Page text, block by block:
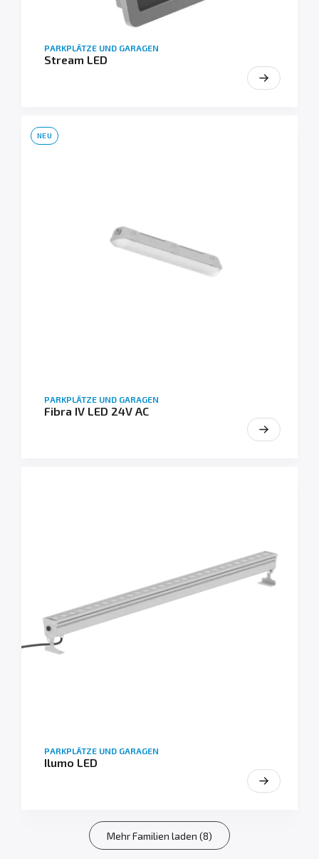
PARKPLÄTZE UND GARAGEN
Stream LED
PARKPLÄTZE UND GARAGEN
Fibra IV LED 24V AC
NEU
PARKPLÄTZE UND GARAGEN
Ilumo LED
Mehr Familien laden (8)